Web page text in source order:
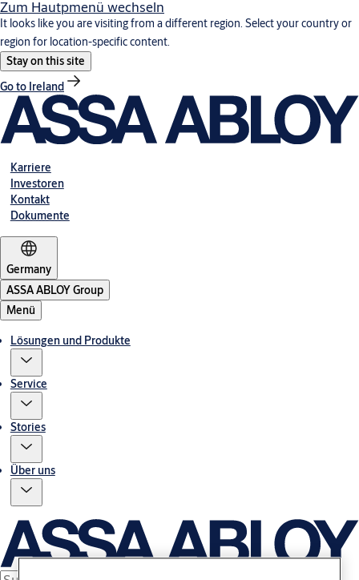
Zum Hautpmenü wechseln
It looks like you are visiting from a different region. Select your country or
region for location-specific content.
Stay on this site
Go to Ireland
Karriere
Investoren
Kontakt
Dokumente
Germany
ASSA ABLOY Group
Menü
Lösungen und Produkte
Service
Stories
Über uns